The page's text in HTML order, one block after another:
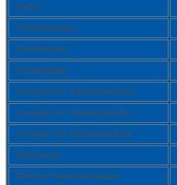
Farbe:
Farbtemperatur:
Durchmesser:
Gesamtlänge:
Geeignet für Taschenleuchten:
Geeignet für Anzeigezwecke:
Geeignet für Rundumleuchte:
Nennstrom:
Mittlere Nennlebensdauer: